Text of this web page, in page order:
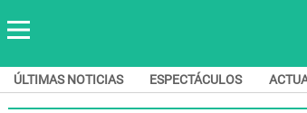
ÚLTIMAS NOTICIAS ESPECTÁCULOS